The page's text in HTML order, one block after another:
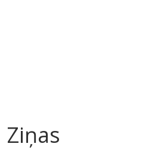
Ziņas